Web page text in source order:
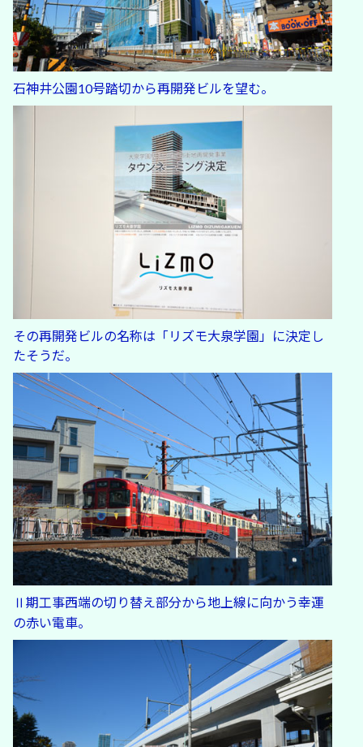
石神井公園10号踏切から再開発ビルを望む。
その再開発ビルの名称は「リズモ大泉学園」に決定し
たそうだ。
Ⅱ期工事西端の切り替え部分から地上線に向かう幸運
の赤い電車。